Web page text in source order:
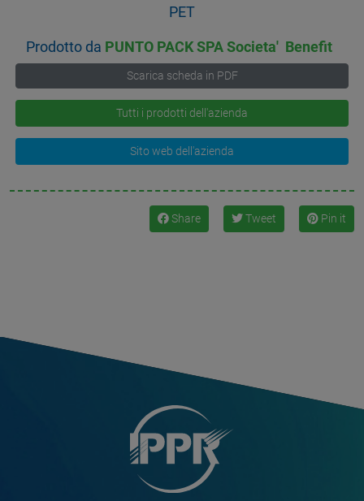
PET
Prodotto da PUNTO PACK SPA Societa' Benefit
Scarica scheda in PDF
Tutti i prodotti dell'azienda
Sito web dell'azienda
Share Tweet Pin it